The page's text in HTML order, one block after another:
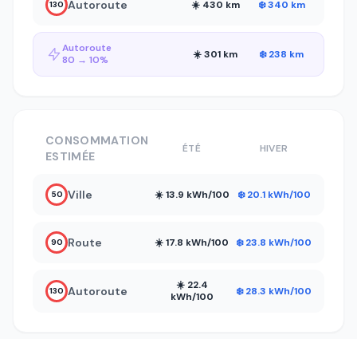
130 Autoroute ☀️ 430 km ❄️ 340 km
Autoroute
80 → 10%
☀️ 301 km ❄️ 238 km
CONSOMMATION
ESTIMÉE
ÉTÉ HIVER
50 Ville ☀️ 13.9 kWh/100 ❄️ 20.1 kWh/100
90 Route ☀️ 17.8 kWh/100 ❄️ 23.8 kWh/100
130 Autoroute
☀️ 22.4
kWh/100
❄️ 28.3 kWh/100